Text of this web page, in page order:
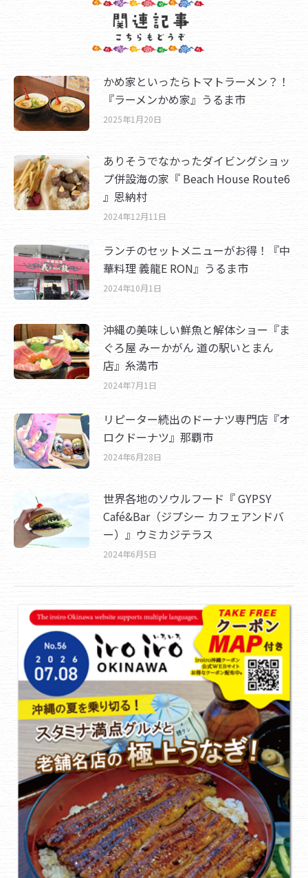
かめ家といったらトマトラーメン？！
『ラーメンかめ家』うるま市
2025年1月20日
ありそうでなかったダイビングショッ
プ併設海の家『 Beach House Route6
』恩納村
2024年12月11日
ランチのセットメニューがお得！『中
華料理 義龍E RON』うるま市
2024年10月1日
沖縄の美味しい鮮魚と解体ショー『ま
ぐろ屋 みーかがん 道の駅いとまん
店』糸満市
2024年7月1日
リピーター続出のドーナツ専門店『オ
ロクドーナツ』那覇市
2024年6月28日
世界各地のソウルフード『 GYPSY
Café&Bar（ジプシー カフェアンドバ
ー）』ウミカジテラス
2024年6月5日